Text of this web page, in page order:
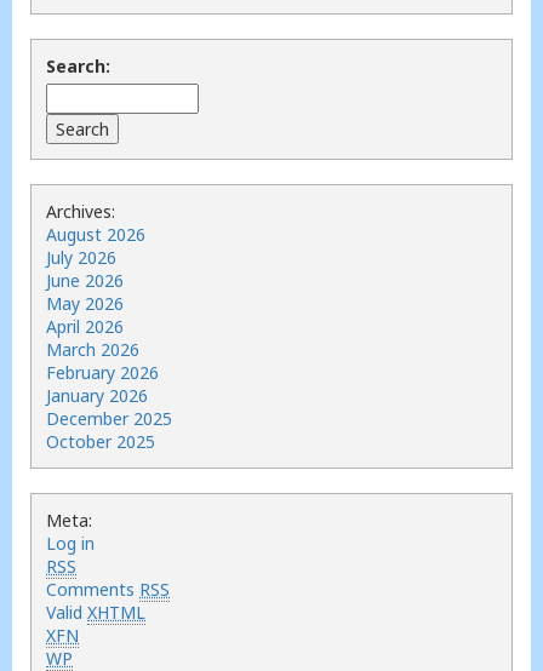
Search:
Archives:
August 2026
July 2026
June 2026
May 2026
April 2026
March 2026
February 2026
January 2026
December 2025
October 2025
Meta:
Log in
RSS
Comments RSS
Valid XHTML
XFN
WP